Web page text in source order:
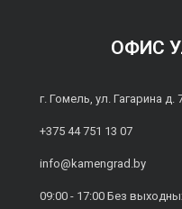
ОФИС
г. Гомель, ул. Гагарина д.
+375 44 751 13 07
info@kamengrad.by
09:00 - 17:00 Без